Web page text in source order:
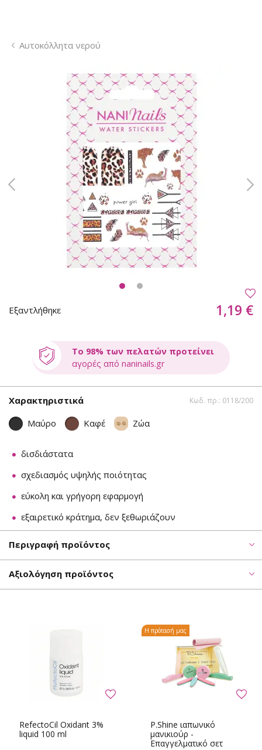
Αυτοκόλλητα νερού
Εξαντλήθηκε 1,19 €
Το 98% των πελατών προτείνει
αγορές από naninails.gr
Χαρακτηριστικά Κωδ. πρ.: 0118/200
Μαύρο Καφέ Ζώα
δισδιάστατα
σχεδιασμός υψηλής ποιότητας
εύκολη και γρήγορη εφαρμογή
εξαιρετικό κράτημα, δεν ξεθωριάζουν
Περιγραφή προϊόντος
Αξιολόγηση προϊόντος
RefectoCil Oxidant 3%
liquid 100 ml
P.Shine ιαπωνικό
μανικιούρ -
Επαγγελματικό σετ
Η πρότασή μας